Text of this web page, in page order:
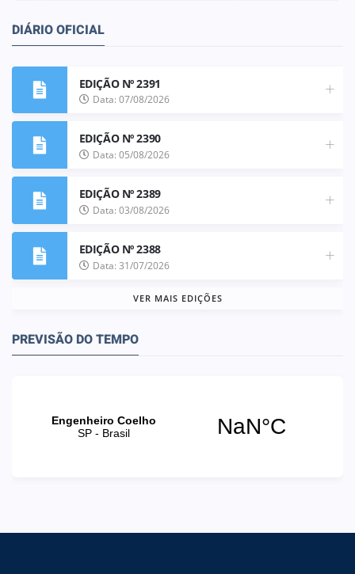
DIÁRIO OFICIAL
EDIÇÃO Nº 2391
Data: 07/08/2026
EDIÇÃO Nº 2390
Data: 05/08/2026
EDIÇÃO Nº 2389
Data: 03/08/2026
EDIÇÃO Nº 2388
Data: 31/07/2026
VER MAIS EDIÇÕES
PREVISÃO DO TEMPO